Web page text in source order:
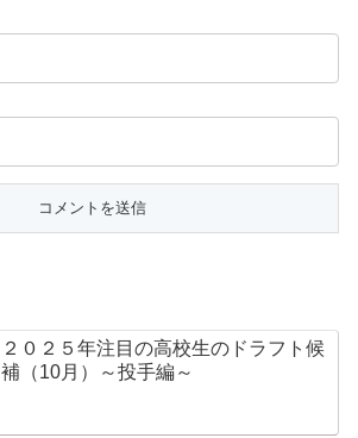
２０２５年注目の高校生のドラフト候
補（10月）～投手編～